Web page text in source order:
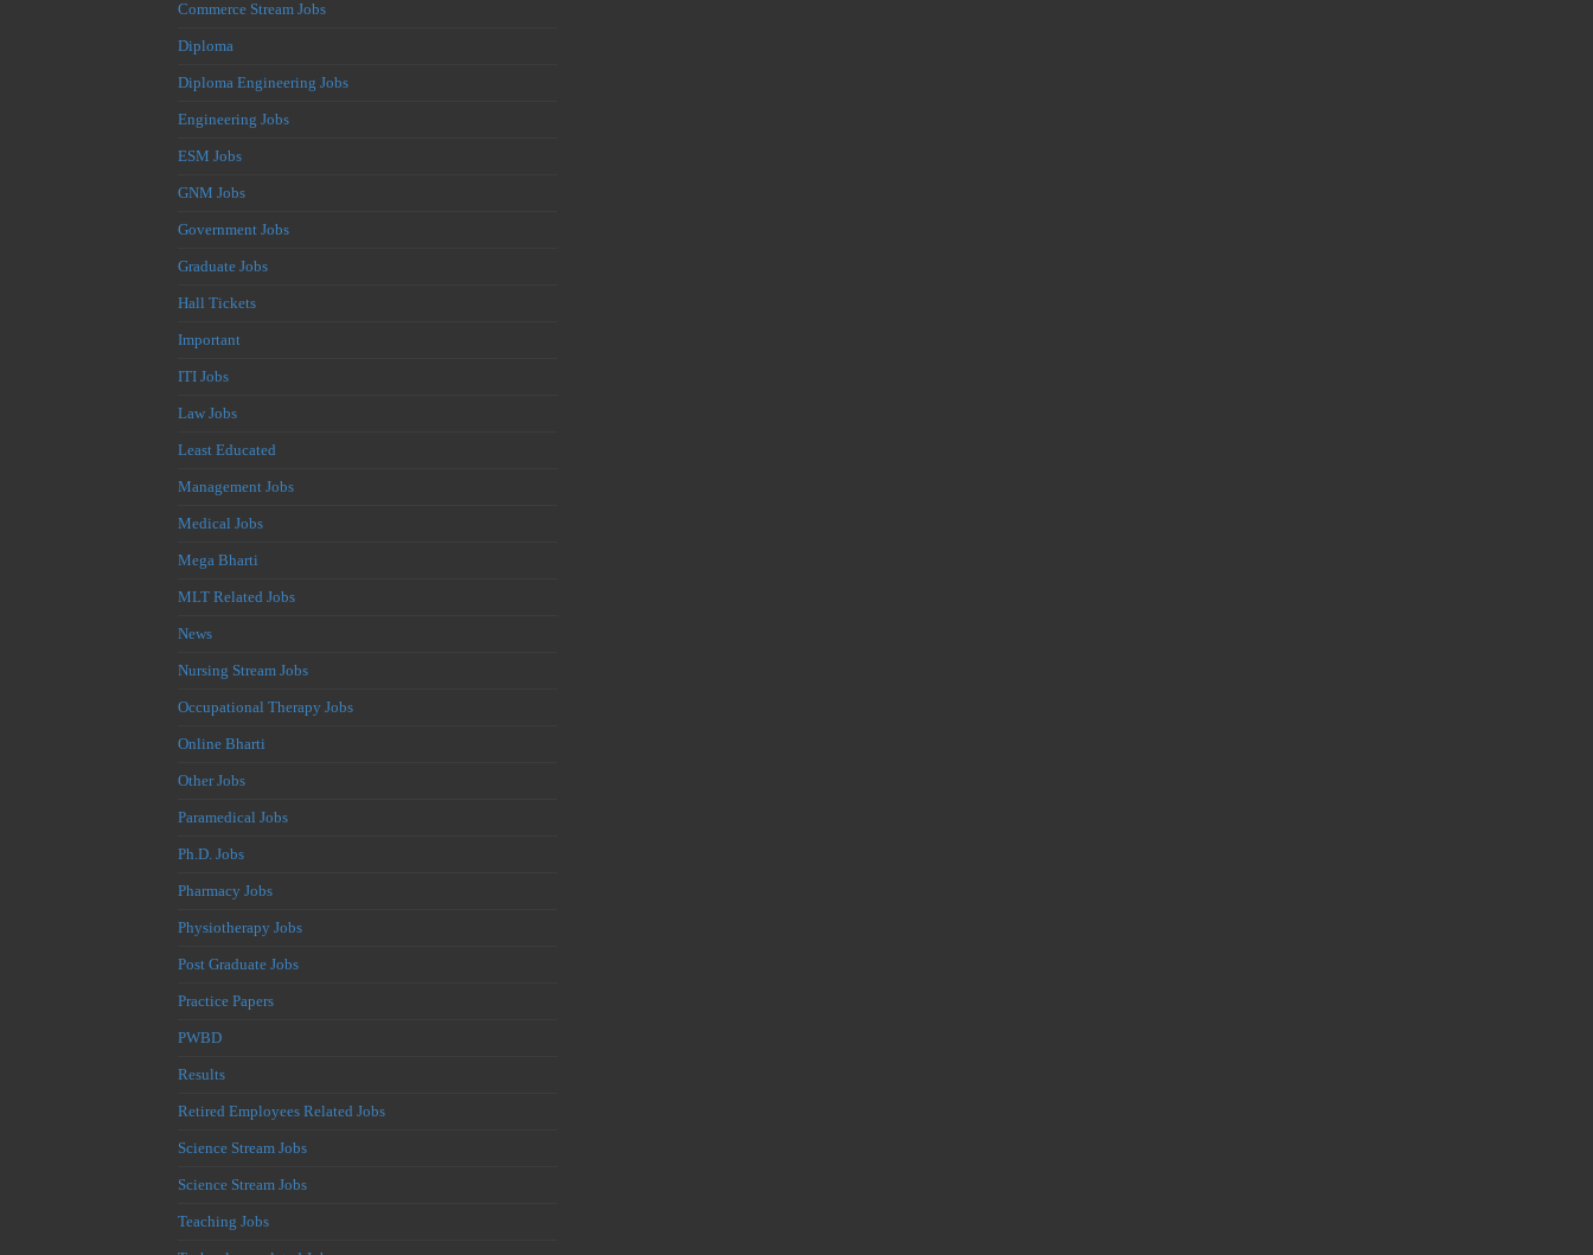
Commerce Stream Jobs
Diploma
Diploma Engineering Jobs
Engineering Jobs
ESM Jobs
GNM Jobs
Government Jobs
Graduate Jobs
Hall Tickets
Important
ITI Jobs
Law Jobs
Least Educated
Management Jobs
Medical Jobs
Mega Bharti
MLT Related Jobs
News
Nursing Stream Jobs
Occupational Therapy Jobs
Online Bharti
Other Jobs
Paramedical Jobs
Ph.D. Jobs
Pharmacy Jobs
Physiotherapy Jobs
Post Graduate Jobs
Practice Papers
PWBD
Results
Retired Employees Related Jobs
Science Stream Jobs
Science Stream Jobs
Teaching Jobs